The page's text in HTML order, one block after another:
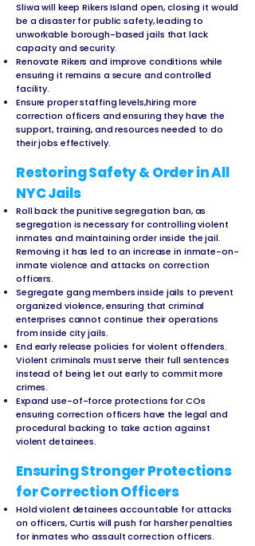
Sliwa will keep Rikers Island open, closing it would
be a disaster for public safety, leading to
unworkable borough-based jails that lack
capacity and security.
Renovate Rikers and improve conditions while
ensuring it remains a secure and controlled
facility.
Ensure proper staffing levels,hiring more
correction officers and ensuring they have the
support, training, and resources needed to do
their jobs effectively.
Restoring Safety & Order in All
NYC Jails
Roll back the punitive segregation ban, as
segregation is necessary for controlling violent
inmates and maintaining order inside the jail.
Removing it has led to an increase in inmate-on-
inmate violence and attacks on correction
officers.
Segregate gang members inside jails to prevent
organized violence, ensuring that criminal
enterprises cannot continue their operations
from inside city jails.
End early release policies for violent offenders.
Violent criminals must serve their full sentences
instead of being let out early to commit more
crimes.
Expand use-of-force protections for COs
ensuring correction officers have the legal and
procedural backing to take action against
violent detainees.
Ensuring Stronger Protections
for Correction Officers
Hold violent detainees accountable for attacks
on officers, Curtis will push for harsher penalties
for inmates who assault correction officers.